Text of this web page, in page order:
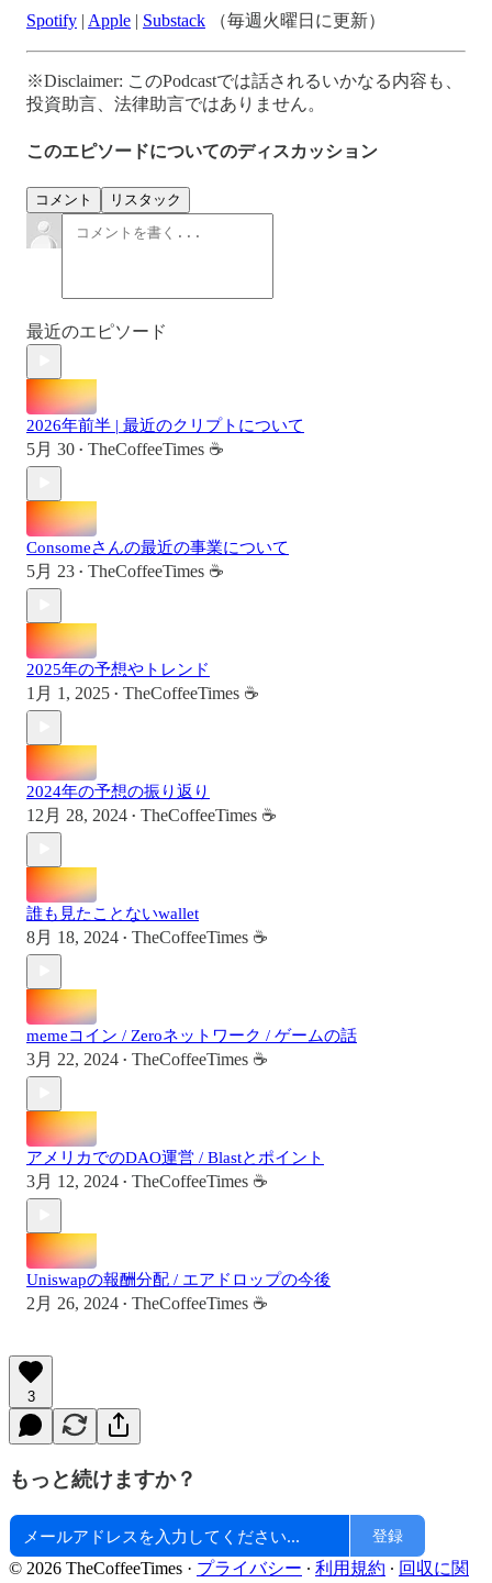
Spotify | Apple | Substack （毎週火曜日に更新）
※Disclaimer: このPodcastでは話されるいかなる内容も、
投資助言、法律助言ではありません。
このエピソードについてのディスカッション
コメント リスタック
最近のエピソード
2026年前半 | 最近のクリプトについて
5月 30 • TheCoffeeTimes ☕
Consomeさんの最近の事業について
5月 23 • TheCoffeeTimes ☕
2025年の予想やトレンド
1月 1, 2025 • TheCoffeeTimes ☕
2024年の予想の振り返り
12月 28, 2024 • TheCoffeeTimes ☕
誰も見たことないwallet
8月 18, 2024 • TheCoffeeTimes ☕
memeコイン / Zeroネットワーク / ゲームの話
3月 22, 2024 • TheCoffeeTimes ☕
アメリカでのDAO運営 / Blastとポイント
3月 12, 2024 • TheCoffeeTimes ☕
Uniswapの報酬分配 / エアドロップの今後
2月 26, 2024 • TheCoffeeTimes ☕
3
もっと続けますか？
登録
© 2026 TheCoffeeTimes · プライバシー ∙ 利用規約 ∙ 回収に関